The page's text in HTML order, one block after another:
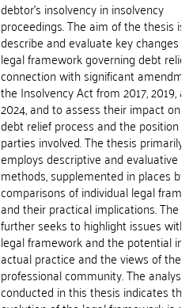
debtor's insolvency in insolvency
proceedings. The aim of the thesis is
describe and evaluate key changes
legal framework governing debt relief
connection with significant
the Insolvency Act from 2017, 2019,
2024, and to assess their impact on
debt relief process and the position
parties involved. The thesis primarily
employs descriptive and evaluative
methods, supplemented in places by
comparisons of individual legal
and their practical implications. The
further seeks to highlight issues
legal framework and the potential
actual practice and the views of the
professional community. The analysis
conducted in this thesis indicates